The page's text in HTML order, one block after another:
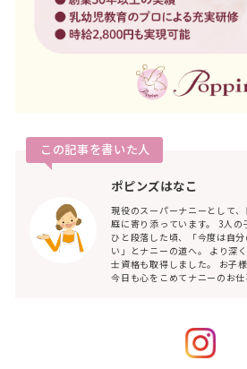
この記事を書いた人
ポピンズはなこ
現役のスーパーナニーとして
庭に寄り添っています。 3人
ひと段落した頃、「今度は自
い」とナニーの道へ。 より深
士資格も取得しました。 お子
今日も心をこめてナニーのお仕